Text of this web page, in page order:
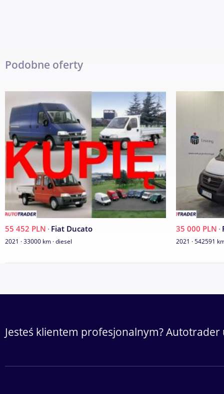
Podobne oferty
55 452 PLN · Fiat Ducato
2021 · 33000 km · diesel
35 000 PLN ·
2021 · 542591
Jesteś klientem profesjonalnym?